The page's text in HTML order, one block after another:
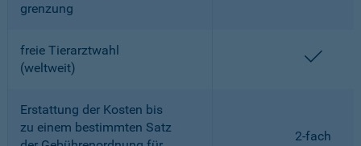
grenzung
freie Tierarztwahl
(weltweit)
Erstattung der Kosten bis
zu einem bestimmten Satz
2-fach